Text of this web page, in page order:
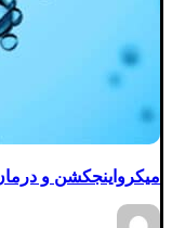
میکرواینجکشن و